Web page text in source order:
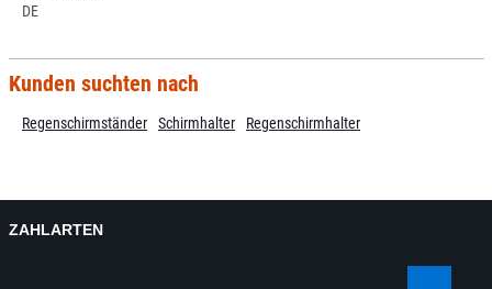
DE
Kunden suchten nach
Regenschirmständer Schirmhalter Regenschirmhalter
ZAHLARTEN